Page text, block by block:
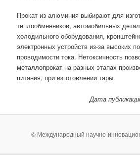
Прокат из алюминия выбирают для
теплообменников, автомобильных
холодильного оборудования,
электронных устройств из-за высоких
проводимости тока. Нетоксичность
металлопрокат на разных этапах
питания, при изготовлении тары.
Дата
© Международный научно-